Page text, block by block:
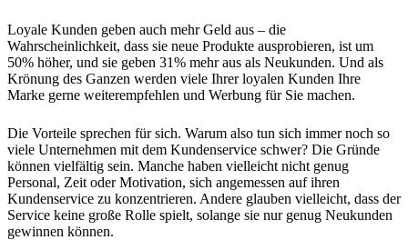
Loyale Kunden geben auch mehr Geld aus – die
Wahrscheinlichkeit, dass sie neue Produkte ausprobieren, ist um
50% höher, und sie geben 31% mehr aus als Neukunden. Und als
Krönung des Ganzen werden viele Ihrer loyalen Kunden Ihre
Marke gerne weiterempfehlen und Werbung für Sie machen.
Die Vorteile sprechen für sich. Warum also tun sich immer noch so
viele Unternehmen mit dem Kundenservice schwer? Die Gründe
können vielfältig sein. Manche haben vielleicht nicht genug
Personal, Zeit oder Motivation, sich angemessen auf ihren
Kundenservice zu konzentrieren. Andere glauben vielleicht, dass der
Service keine große Rolle spielt, solange sie nur genug Neukunden
gewinnen können.